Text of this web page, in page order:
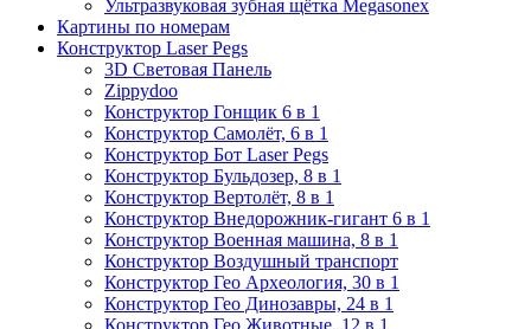
Ультразвуковая зубная щётка Megasonex
Картины по номерам
Конструктор Laser Pegs
3D Световая Панель
Zippydoo
Конструктор Гонщик 6 в 1
Конструктор Cамолёт, 6 в 1
Конструктор Бот Laser Pegs
Конструктор Бульдозер, 8 в 1
Конструктор Вертолёт, 8 в 1
Конструктор Внедорожник-гигант 6 в 1
Конструктор Военная машина, 8 в 1
Конструктор Воздушный транспорт
Конструктор Гео Археология, 30 в 1
Конструктор Гео Динозавры, 24 в 1
Конструктор Гео Животные, 12 в 1